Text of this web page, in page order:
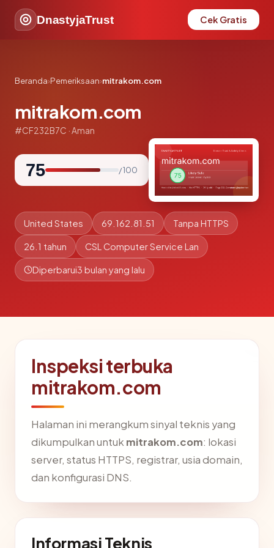
DnastyjaTrust Cek Gratis
Beranda›Pemeriksaan›mitrakom.com
mitrakom.com
#CF232B7C · Aman
75 / 100
United States 69.162.81.51 Tanpa HTTPS
26.1 tahun CSL Computer Service Lan
Diperbarui3 bulan yang lalu
Inspeksi terbuka
mitrakom.com
Halaman ini merangkum sinyal teknis yang
dikumpulkan untuk mitrakom.com: lokasi
server, status HTTPS, registrar, usia domain,
dan konfigurasi DNS.
Informasi Teknis